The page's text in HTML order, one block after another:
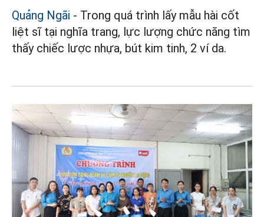
Quảng Ngãi - Trong quá trình lấy mẫu hài cốt
liệt sĩ tại nghĩa trang, lực lượng chức năng tìm
thấy chiếc lược nhựa, bút kim tinh, 2 ví da.